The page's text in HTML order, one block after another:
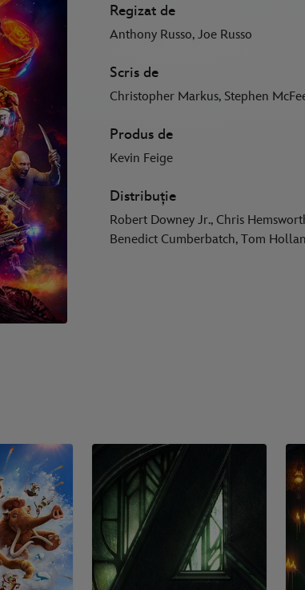
Regizat de
Anthony Russo, Joe Russo
Scris de
Christopher Markus, Stephen
Produs de
Kevin Feige
Distribuție
Robert Downey Jr., Chris
Benedict Cumberbatch, Tom